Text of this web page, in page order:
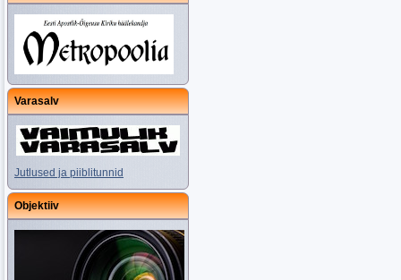
Varasalv
Jutlused ja piiblitunnid
Objektiiv